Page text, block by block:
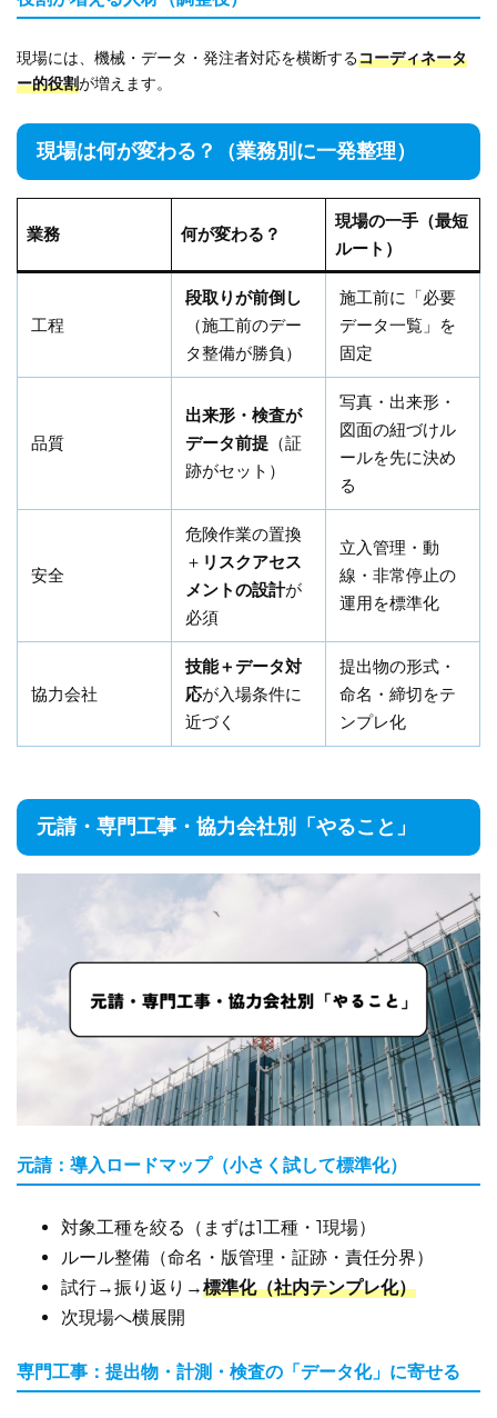
現場には、機械・データ・発注者対応を横断するコーディネータ
ー的役割が増えます。
現場は何が変わる？（業務別に一発整理）
業務 何が変わる？
現場の一手（最短
ルート）
工程
段取りが前倒し
（施工前のデー
タ整備が勝負）
施工前に「必要
データ一覧」を
固定
品質
出来形・検査が
データ前提 （証
跡がセット）
写真・出来形・
図面の紐づけル
ールを先に決め
る
安全
危険作業の置換
＋ リスクアセス
メントの設計が
必須
立入管理・動
線・非常停止の
運用を標準化
協力会社
技能＋データ対
応が入場条件に
近づく
提出物の形式・
命名・締切をテ
ンプレ化
元請・専門工事・協力会社別「やること」
元請：導入ロードマップ（小さく試して標準化）
対象工種を絞る（まずは1工種・1現場）
ルール整備（命名・版管理・証跡・責任分界）
試行→振り返り→標準化（社内テンプレ化）
次現場へ横展開
専門工事：提出物・計測・検査の「データ化」に寄せる